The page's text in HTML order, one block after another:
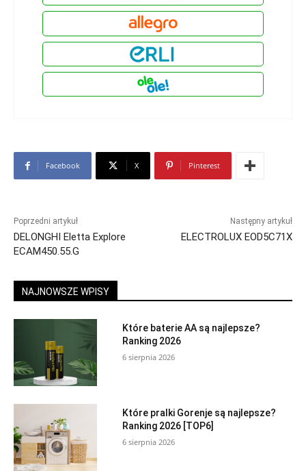
Facebook X Pinterest
Poprzedni artykuł
DELONGHI Eletta Explore
ECAM450.55.G
Następny artykuł
ELECTROLUX EOD5C71X
NAJNOWSZE WPISY
Które baterie AA są najlepsze?
Ranking 2026
6 sierpnia 2026
Które pralki Gorenje są najlepsze?
Ranking 2026 [TOP6]
6 sierpnia 2026